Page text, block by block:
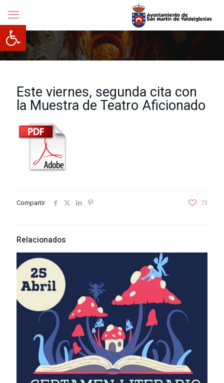
Abrir barra de herramientas
Este viernes, segunda cita con
la Muestra de Teatro Aficionado
Compartir 73
Relacionados